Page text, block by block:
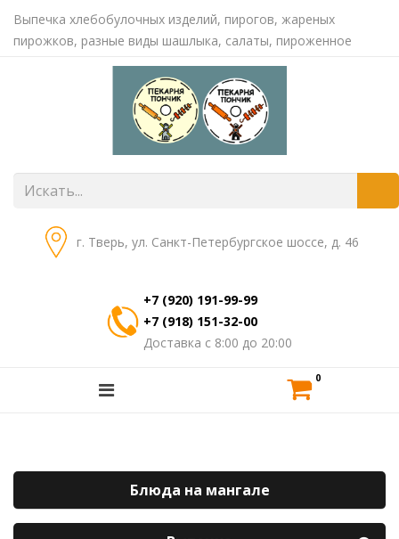
Выпечка хлебобулочных изделий, пирогов, жареных
пирожков, разные виды шашлыка, салаты, пироженное
г. Тверь, ул. Санкт-Петербургское шоссе, д. 46
+7 (920) 191-99-99
+7 (918) 151-32-00
Доставка с 8:00 до 20:00
0
Блюда на мангале